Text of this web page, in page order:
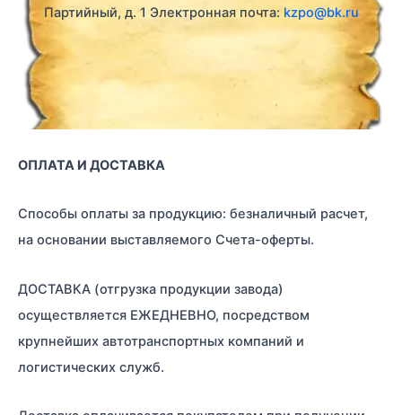
Партийный, д. 1 Электронная почта: kzpo@bk.ru
ОПЛАТА И ДОСТАВКА
Способы оплаты за продукцию: безналичный расчет,
на основании выставляемого Счета-оферты.
ДОСТАВКА (отгрузка продукции завода)
осуществляется ЕЖЕДНЕВНО, посредством
крупнейших автотранспортных компаний и
логистических служб.